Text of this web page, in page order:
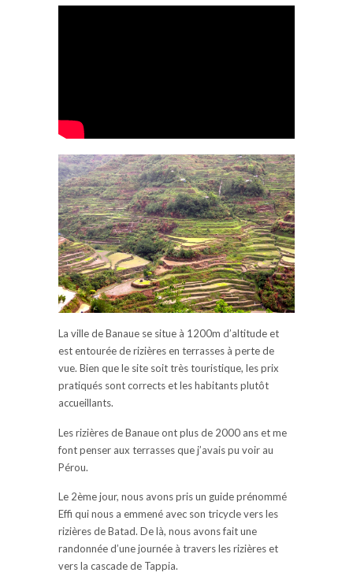
La ville de Banaue se situe à 1200m d’altitude et
est entourée de rizières en terrasses à perte de
vue. Bien que le site soit très touristique, les prix
pratiqués sont corrects et les habitants plutôt
accueillants.
Les rizières de Banaue ont plus de 2000 ans et me
font penser aux terrasses que j’avais pu voir au
Pérou.
Le 2ème jour, nous avons pris un guide prénommé
Effi qui nous a emmené avec son tricycle vers les
rizières de Batad. De là, nous avons fait une
randonnée d’une journée à travers les rizières et
vers la cascade de Tappia.